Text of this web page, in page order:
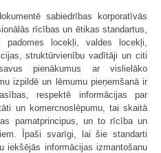
sabiedrības korporatīvās
rīcības un ētikas standartus,
padomes locekļi, valdes locekļi,
struktūrvienību vadītāji un citi
pienākumus ar vislielāko
izpildē un lēmumu pieņemšanā ir
respektē informācijas par
un komercnoslēpumu, tai skaitā
pamatprincipus, un to rīcība un
Īpaši svarīgi, lai šie standarti
iekšējās informācijas izmantošanu